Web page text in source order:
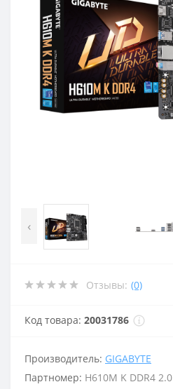
‹
Отзывы: (0)
Код товара: 20031786
Производитель: GIGABYTE
Партномер: H610M K DDR4 2.0